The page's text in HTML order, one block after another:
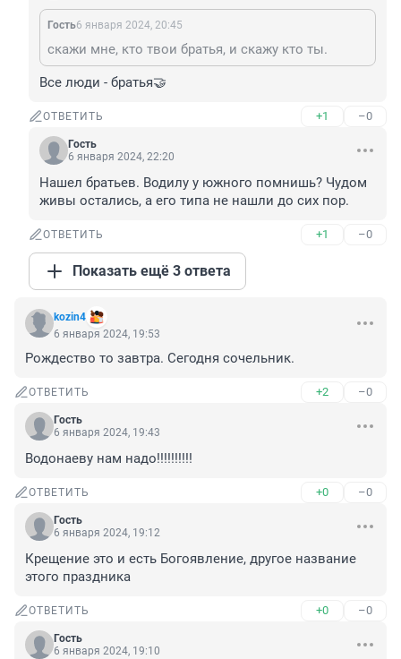
Гость6 января 2024, 20:45
скажи мне, кто твои братья, и скажу кто ты.
Все люди - братья🤝
ОТВЕТИТЬ +1 –0
Гость
6 января 2024, 22:20
Нашел братьев. Водилу у южного помнишь? Чудом
живы остались, а его типа не нашли до сих пор.
ОТВЕТИТЬ +1 –0
Показать ещё 3 ответа
kozin4
6 января 2024, 19:53
Рождество то завтра. Сегодня сочельник.
ОТВЕТИТЬ +2 –0
Гость
6 января 2024, 19:43
Водонаеву нам надо!!!!!!!!!!
ОТВЕТИТЬ +0 –0
Гость
6 января 2024, 19:12
Крещение это и есть Богоявление, другое название
этого праздника
ОТВЕТИТЬ +0 –0
Гость
6 января 2024, 19:10